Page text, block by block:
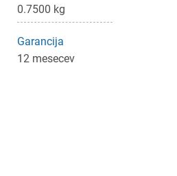
0.7500 kg
Garancija
12 mesecev